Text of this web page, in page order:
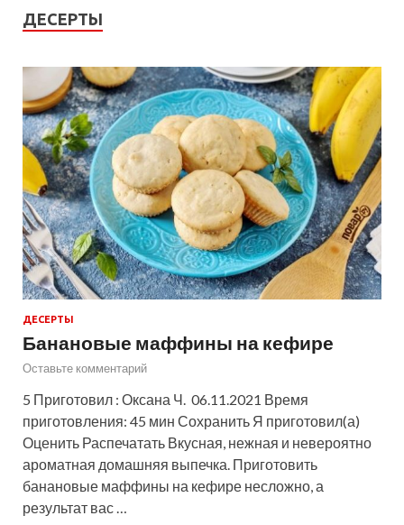
ДЕСЕРТЫ
ДЕСЕРТЫ
Банановые маффины на кефире
Оставьте комментарий
5 Приготовил : Оксана Ч. 06.11.2021 Время
приготовления: 45 мин Сохранить Я приготовил(а)
Оценить Распечатать Вкусная, нежная и невероятно
ароматная домашняя выпечка. Приготовить
банановые маффины на кефире несложно, а
результат вас …